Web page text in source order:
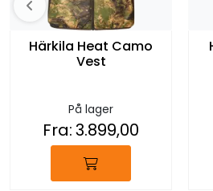
Härkila Heat Camo
Vest
På lager
Fra:3.899,00